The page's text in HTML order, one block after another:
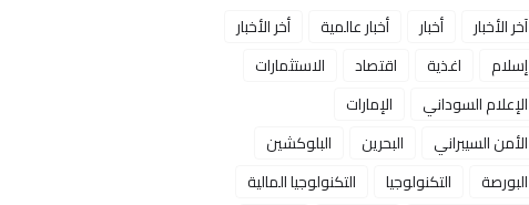
آخر الأخبار أخبار أخبار عالمية
أخر الأخبار
إسلام
اغذية اقتصاد
الاستثمارات
الإعلام السوداني
الإمارات
الأمن السيبراني
البحرين
البلوكشين
البورصة
التكنولوجيا
التكنولوجيا المالية